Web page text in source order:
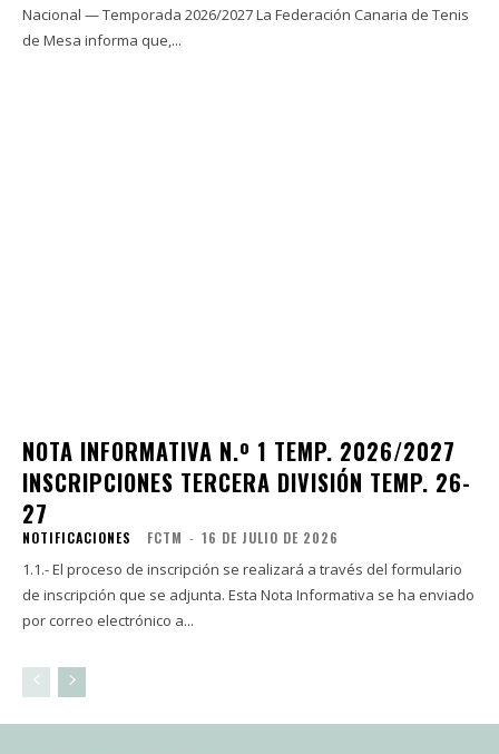
Nacional — Temporada 2026/2027 La Federación Canaria de Tenis
de Mesa informa que,...
NOTA INFORMATIVA N.º 1 TEMP. 2026/2027
INSCRIPCIONES TERCERA DIVISIÓN TEMP. 26-
27
NOTIFICACIONES FCTM - 16 DE JULIO DE 2026
1.1.- El proceso de inscripción se realizará a través del formulario
de inscripción que se adjunta. Esta Nota Informativa se ha enviado
por correo electrónico a...